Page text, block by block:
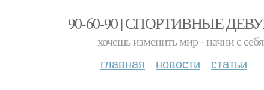
90-60-90 | СПОРТИВНЫЕ
хочешь изменить мир - начни с
главная новости статьи